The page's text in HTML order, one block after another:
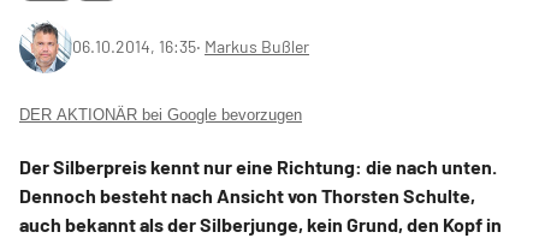
06.10.2014, 16:35‧ Markus Bußler
DER AKTIONÄR bei Google bevorzugen
Der Silberpreis kennt nur eine Richtung: die nach unten.
Dennoch besteht nach Ansicht von Thorsten Schulte,
auch bekannt als der Silberjunge, kein Grund, den Kopf in